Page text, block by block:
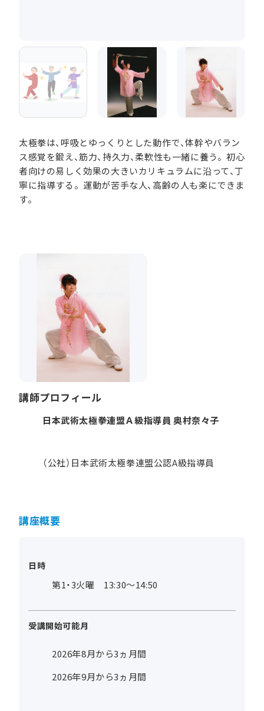
太極拳は、呼吸とゆっくりとした動作で、体幹やバラン
ス感覚を鍛え、筋力、持久力、柔軟性も一緒に養う。初心
者向けの易しく効果の大きいカリキュラムに沿って、丁
寧に指導する。運動が苦手な人、高齢の人も楽にできま
す。
講師プロフィール
日本武術太極拳連盟Ａ級指導員 奥村奈々子
（公社）日本武術太極拳連盟公認A級指導員
講座概要
日時
第1・3火曜 13:30～14:50
受講開始可能月
2026年8月から3ヵ月間
2026年9月から3ヵ月間